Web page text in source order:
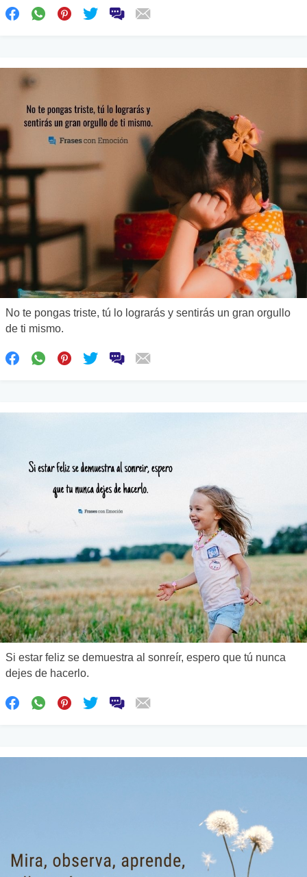
No te pongas triste, tú lo lograrás y sentirás un gran orgullo
de ti mismo.
Si estar feliz se demuestra al sonreír, espero que tú nunca
dejes de hacerlo.